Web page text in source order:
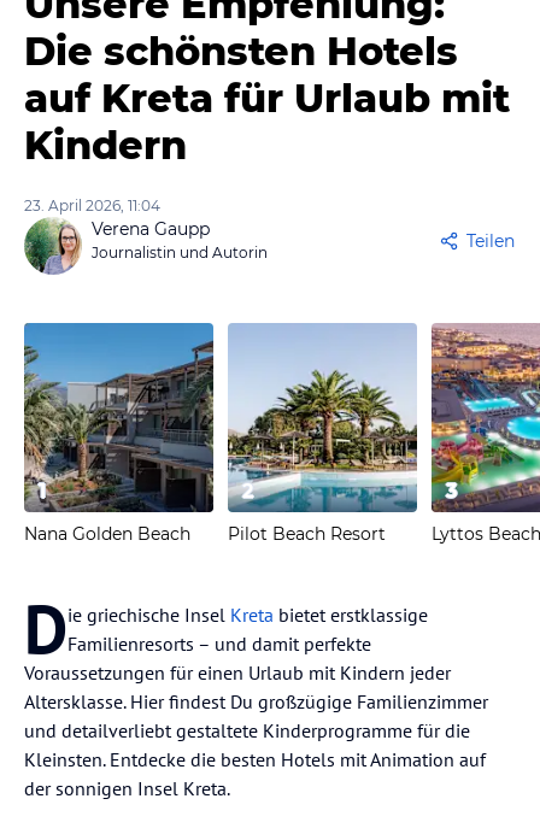
Die schönsten Hotels
auf Kreta für Urlaub mit
Kindern
23. April 2026, 11:04
Verena Gaupp
Journalistin und Autorin
Teilen
1
Nana Golden Beach
2
Pilot Beach Resort
3
Lyttos
Die griechische Insel Kreta bietet erstklassige
Familienresorts – und damit perfekte
Voraussetzungen für einen Urlaub mit Kindern jeder
Altersklasse. Hier findest Du großzügige Familienzimmer
und detailverliebt gestaltete Kinderprogramme für die
Kleinsten. Entdecke die besten Hotels mit Animation auf
der sonnigen Insel Kreta.